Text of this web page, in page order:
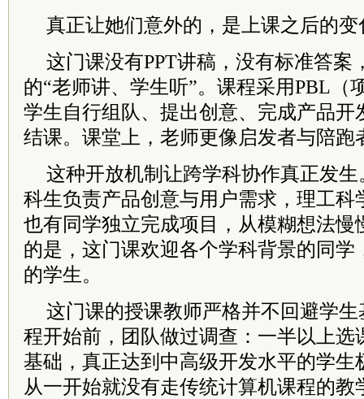
真正让她们意外的，是上课之后的变
这门课没有PPT讲稿，没有标准答案
的“老师讲、学生听”。课程采用PBL（
学生自行组队、提出创意、完成产品开
结课。课堂上，老师更像启发者与陪跑
这种开放机制让跨学科协作真正发
科生负责产品创意与用户需求，理工科
也有同学独立完成项目，从模糊想法慢
的是，这门课欢迎各个学科背景的同学
的学生。
这门课的授课教师严格并不回避学
程开始前，团队做过调查：一半以上选
基础，真正达到中高级开发水平的学生
从一开始就没有走传统计算机课程的教